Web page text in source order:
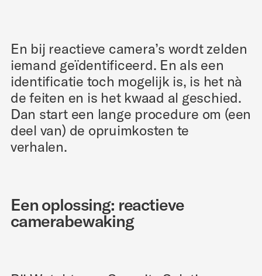
En bij reactieve camera’s wordt zelden
iemand geïdentificeerd. En als een
identificatie toch mogelijk is, is het nà
de feiten en is het kwaad al geschied.
Dan start een lange procedure om (een
deel van) de opruimkosten te
verhalen.
Een oplossing: reactieve
camerabewaking